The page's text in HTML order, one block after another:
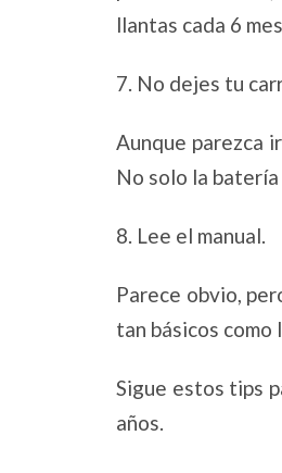
llantas cada 6
7. No dejes tu
Aunque parezca
No solo la
8. Lee el manual.
Parece obvio,
tan básicos como
Sigue estos tips
años.